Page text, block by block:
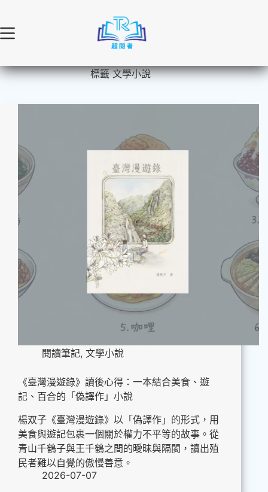
主
內
容
標籤文學小說
閱讀筆記, 文學小說
《臺灣漫遊錄》讀後心得：一本結合美食、遊
記、百合的「偽譯作」小說
楊双子《臺灣漫遊錄》以「偽譯作」的形式，用
美食與遊記包裹一個關於權力不平等的故事。從
青山千鶴子與王千鶴之間的曖昧與隔閡，讀出殖
民者難以自覺的傲慢善意。
2026-07-07